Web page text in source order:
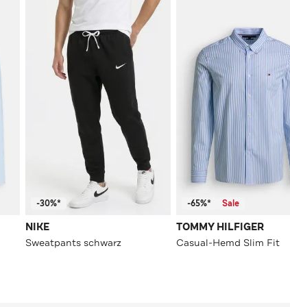
-30%*
NIKE
Sweatpants schwarz
-65%* Sale
TOMMY HILFIGER
Casual-Hemd Slim Fit